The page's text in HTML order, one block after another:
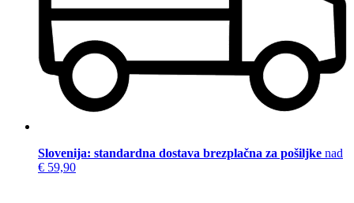
Slovenija: standardna dostava brezplačna za pošiljke nad
€ 59,90